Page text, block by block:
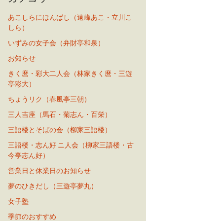
あこしらにほんばし（遠峰あこ・立川こ
しら）
いずみの女子会（弁財亭和泉）
お知らせ
きく麿・彩大二人会（林家きく麿・三遊
亭彩大）
ちょうリク（春風亭三朝）
三人吉座（馬石・菊志ん・百栄）
三語楼とそばの会（柳家三語楼）
三語楼・志ん好 ニ人会（柳家三語楼・古
今亭志ん好）
営業日と休業日のお知らせ
夢のひきだし（三遊亭夢丸）
女子塾
季節のおすすめ